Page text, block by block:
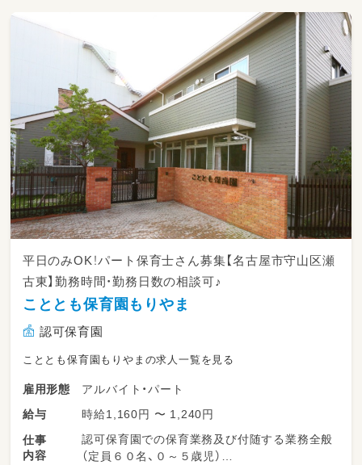
平日のみOK！パート保育士さん募集【名古屋市守山区瀬
古東】勤務時間・勤務日数の相談可♪
こととも保育園もりやま
認可保育園
こととも保育園もりやまの求人一覧を見る
雇用形態
アルバイト・パート
給与
時給1,160円 〜 1,240円
仕事
内容
認可保育園での保育業務及び付随する業務全般
（定員６０名、０～５歳児）